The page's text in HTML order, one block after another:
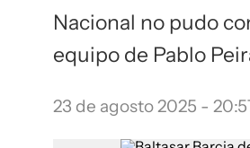
Nacional no pudo
equipo de Pablo
23 de agosto 2025 -